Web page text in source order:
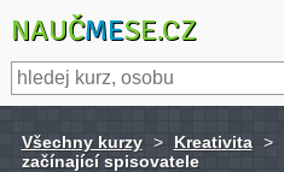
NAUČMESE.CZ
Všechny kurzy > Kreativita >
začínající spisovatele